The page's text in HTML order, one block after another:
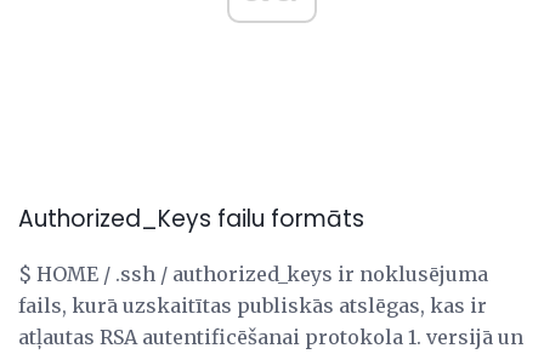
Authorized_Keys failu formāts
$ HOME / .ssh / authorized_keys ir noklusējuma
fails, kurā uzskaitītas publiskās atslēgas, kas ir
atļautas RSA autentificēšanai protokola 1. versijā un